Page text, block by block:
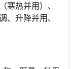
寒热并用）、
、升降并用、